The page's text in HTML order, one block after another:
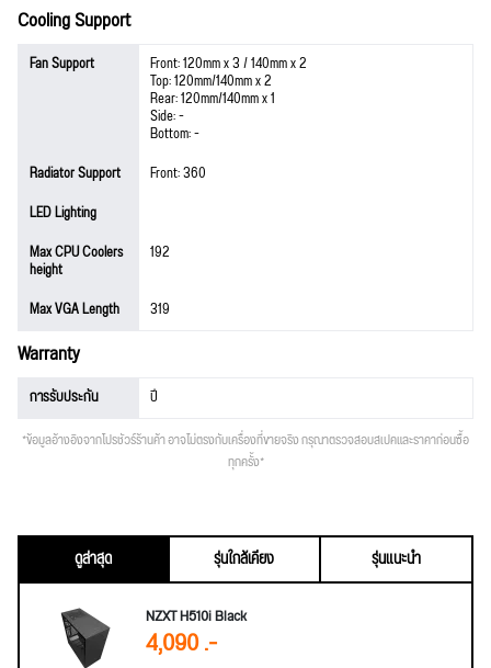
Cooling Support
Fan Support Front: 120mm x 3 / 140mm x 2
Top: 120mm/140mm x 2
Rear: 120mm/140mm x 1
Side: -
Bottom: -
Radiator Support
Front: 360
LED Lighting
Max CPU Coolers
height
192
Max VGA Length 319
Warranty
การรับประกัน ปี
*ข้อมูลอ้างอิงจากโปรชัวร์ร้านค้า อาจไม่ตรงกับเครื่องที่ขายจริง กรุณาตรวจสอบสเปคและราคาก่อนซื้อ
ทุกครั้ง*
ดูล่าสุด รุ่นใกล้เคียง
รุ่นแนะนำ
NZXT H510i Black
4,090 .-